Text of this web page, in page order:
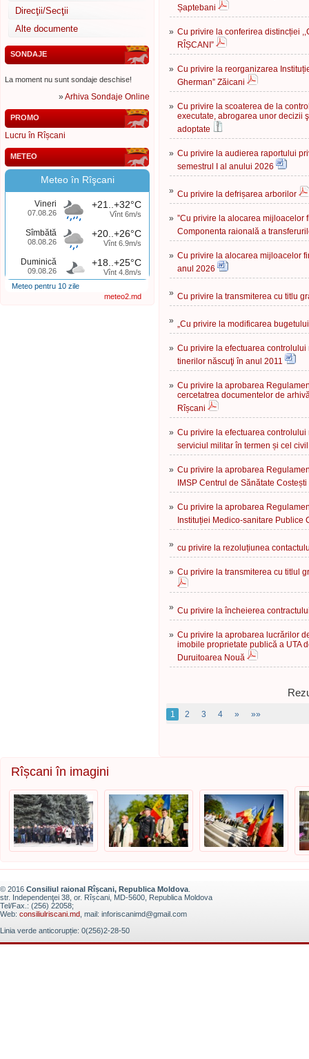
Direcţii/Secţii
Alte documente
SONDAJE
La moment nu sunt sondaje deschise!
»Arhiva Sondaje Online
PROMO
Lucru în Rîșcani
METEO
Meteo în Rîşcani
Vineri
07.08.26
+21..+32°C
Vînt 6m/s
Sîmbătă
08.08.26
+20..+26°C
Vînt 6.9m/s
Duminică
09.08.26
+18..+25°C
Vînt 4.8m/s
Meteo pentru 10 zile
meteo2.md
Șaptebani
» Cu privire la conferirea distincției
RÎȘCANI”
» Cu privire la reorganizarea
Gherman” Zăicani
» Cu privire la scoaterea de la
executate, abrogarea unor decizii
adoptate
» Cu privire la audierea raportului
semestrul I al anului 2026
» Cu privire la defrișarea arborilor
» ”Сu privire la alocarea mijloacelor
Componenta raională a
» Сu privire la alocarea mijloacelor
anul 2026
» Cu privire la transmiterea cu titlu
» „Cu privire la modificarea
» Cu privire la efectuarea
tinerilor născuţi în anul 2011
» Cu privire la aprobarea
cercetatrea documentelor de
Rîșcani
» Cu privire la efectuarea
serviciul militar în termen și cel
» Cu privire la aprobarea
IMSP Centrul de Sănătate Costești
» Cu privire la aprobarea
Instituției Medico-sanitare Publice
» cu privire la rezoluțiunea
» Cu privire la transmiterea cu titlul
» Cu privire la încheierea
» Cu privire la aprobarea lucrărilor
imobile proprietate publică a UTA
Duruitoarea Nouă
1 2 3 4 » »»
Rîșcani în imagini
© 2016 Consiliul raional Rîșcani, Republica Moldova
str. Independenţei 38, or. Rîșcani, MD-5600, Republica Moldova
Tel/Fax.: (256) 22058;
Web: consiliulriscani.md , mail: inforiscanimd@gmail.com
Linia verde anticorupție: 0(256)2-28-50